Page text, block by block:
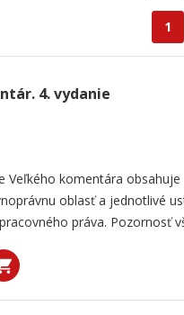
1
4. vydanie
Veľkého komentára
oblasť a jednotlivé
práva. Pozornosť